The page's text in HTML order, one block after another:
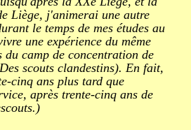
Liège, j'animerai une autre
le temps de mes études au
une expérience du même
du camp de concentration de
scouts clandestins). En fait,
cinq ans plus tard que
après trente-cinq ans de